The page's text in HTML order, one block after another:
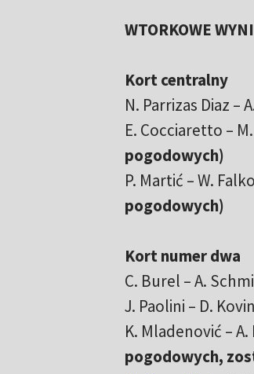
WTORKOWE
Kort centralny
N. Parrizas Diaz –
E. Cocciaretto –
pogodowych)
P. Martić – W.
pogodowych)
Kort numer dwa
C. Burel – A.
J. Paolini – D.
K. Mladenović –
pogodowych,